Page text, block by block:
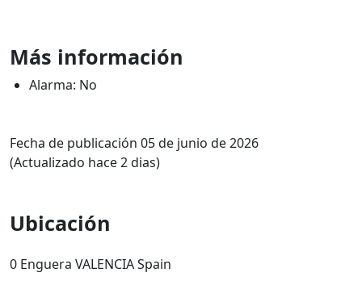
Más información
Alarma: No
Fecha de publicación 05 de junio de 2026
(Actualizado hace 2 dias)
Ubicación
0 Enguera VALENCIA Spain